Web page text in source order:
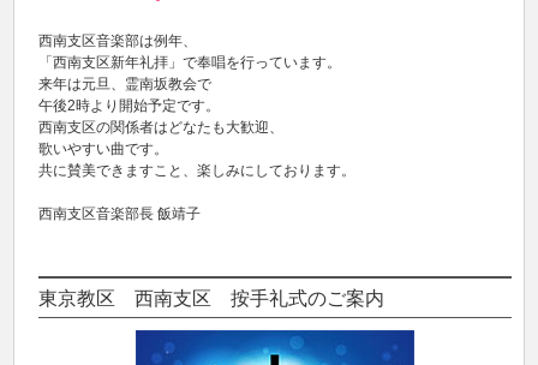
西南支区音楽部は例年、
「西南支区新年礼拝」で奉唱を行っています。
来年は元旦、霊南坂教会で
午後2時より開始予定です。
西南支区の関係者はどなたも大歓迎、
歌いやすい曲です。
共に賛美できますこと、楽しみにしております。
西南支区音楽部長 飯靖子
東京教区 西南支区 按手礼式のご案内